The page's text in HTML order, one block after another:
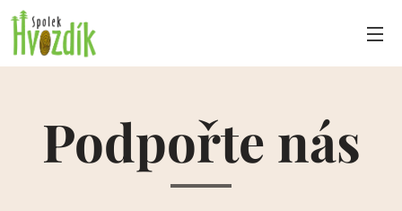
Podpořte nás